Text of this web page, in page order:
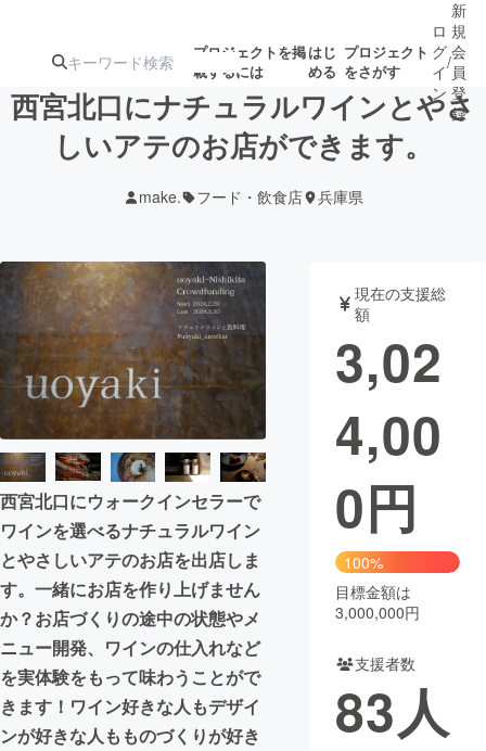
プロジェクトを掲
載するには
はじ
める
プロジェクト
をさがす
ターン
ジェクト
募集終了が近いプ
ロジェクト
アート・写真 音楽
テクノロジー・ガジェット ゲーム・サ
映像・映画
ビジネス・起業
まちづくり・地域活性化
CAMPFIRE for Social Good
CAMPFIRE Creation
CAMPFIREふるさと納税machi-ya コミュニティ
ロ
グ
イ
ン
/
新
規
会
員
登
録
西宮北口にナチュラルワインとやさ
しいアテのお店ができます。
make. フード・飲食店 兵庫県
西宮北口にウォークインセラーで
ワインを選べるナチュラルワイン
とやさしいアテのお店を出店しま
す。一緒にお店を作り上げません
か？お店づくりの途中の状態やメ
ニュー開発、ワインの仕入れなど
を実体験をもって味わうことがで
きます！ワイン好きな人もデザイ
ンが好きな人もものづくりが好き
現在の支援総
額
3,02
4,00
0円
100%
目標金額は
3,000,000円
支援者数
83人